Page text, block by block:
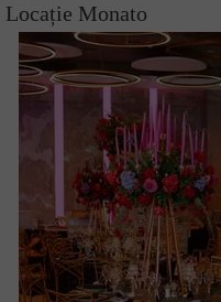
Locație Monato